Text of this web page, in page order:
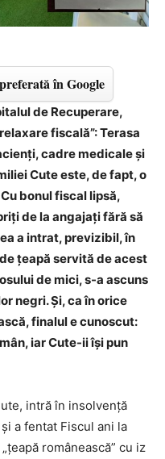
în Google
de Recuperare,
fiscală”: Terasa
cadre medicale și
Cute este, de fapt, o
bonul fiscal lipsă,
de la angajați fără să
a intrat, previzibil, în
țeapă servită de acest
de mici, s-a ascuns
negri. Și, ca în orice
finalul e cunoscut:
iar Cute-ii își pun
intră în insolvență
a fentat Fiscul ani la
românească” cu iz